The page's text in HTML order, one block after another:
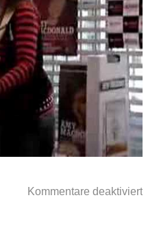
Kommentare deaktiviert